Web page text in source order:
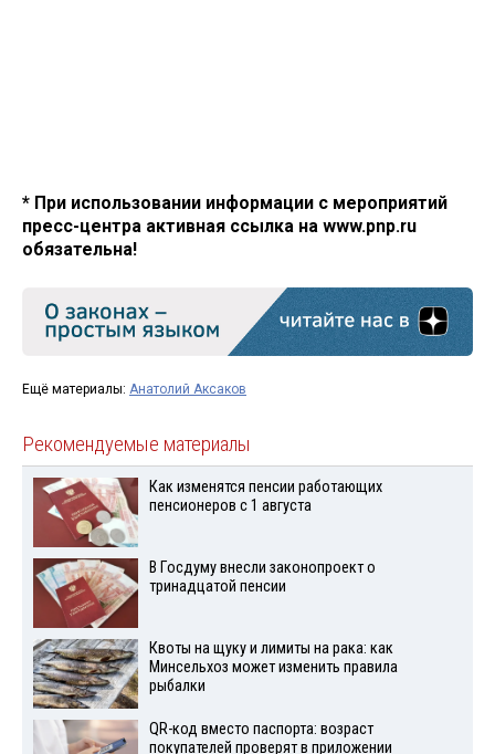
* При использовании информации с мероприятий
пресс-центра активная ссылка на www.pnp.ru
обязательна!
Ещё материалы: Анатолий Аксаков
Рекомендуемые материалы
Как изменятся пенсии работающих
пенсионеров с 1 августа
В Госдуму внесли законопроект о
тринадцатой пенсии
Квоты на щуку и лимиты на рака: как
Минсельхоз может изменить правила
рыбалки
QR-код вместо паспорта: возраст
покупателей проверят в приложении